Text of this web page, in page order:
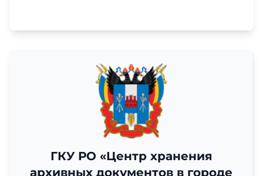
ГКУ РО «Центр хранения
архивных документов в городе